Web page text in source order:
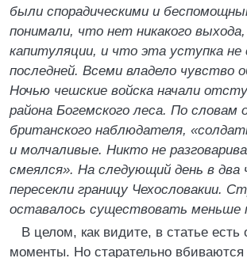
были спорадическими и
понимали, что нет никакого
капитуляции, и что эта уступка
последней. Всеми владело чувство
Ночью чешские войска начали
района Богемского леса. По словам
британского наблюдателя,
и молчаливые. Никто не
смеялся». На следующий день в два
пересекли границу Чехословакии.
оставалось существовать меньше
В целом, как видите, в статье есть
моменты. Но старательно вбиваются